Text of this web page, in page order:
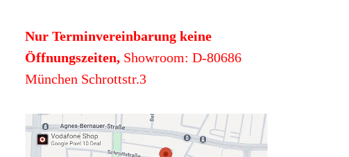
Nur Terminvereinbarung keine
Öffnungszeiten, Showroom: D-80686
München Schrottstr.3